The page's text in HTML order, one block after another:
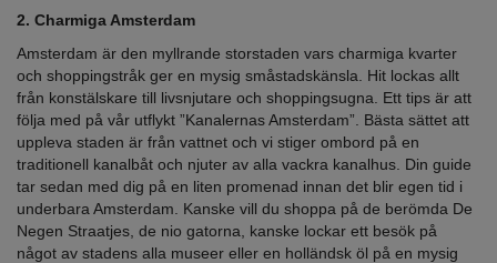
2. Charmiga Amsterdam
Amsterdam är den myllrande storstaden vars charmiga kvarter
och shoppingstråk ger en mysig småstadskänsla. Hit lockas allt
från konstälskare till livsnjutare och shoppingsugna. Ett tips är att
följa med på vår utflykt ”Kanalernas Amsterdam”. Bästa sättet att
uppleva staden är från vattnet och vi stiger ombord på en
traditionell kanalbåt och njuter av alla vackra kanalhus. Din guide
tar sedan med dig på en liten promenad innan det blir egen tid i
underbara Amsterdam. Kanske vill du shoppa på de berömda De
Negen Straatjes, de nio gatorna, kanske lockar ett besök på
något av stadens alla museer eller en holländsk öl på en mysig